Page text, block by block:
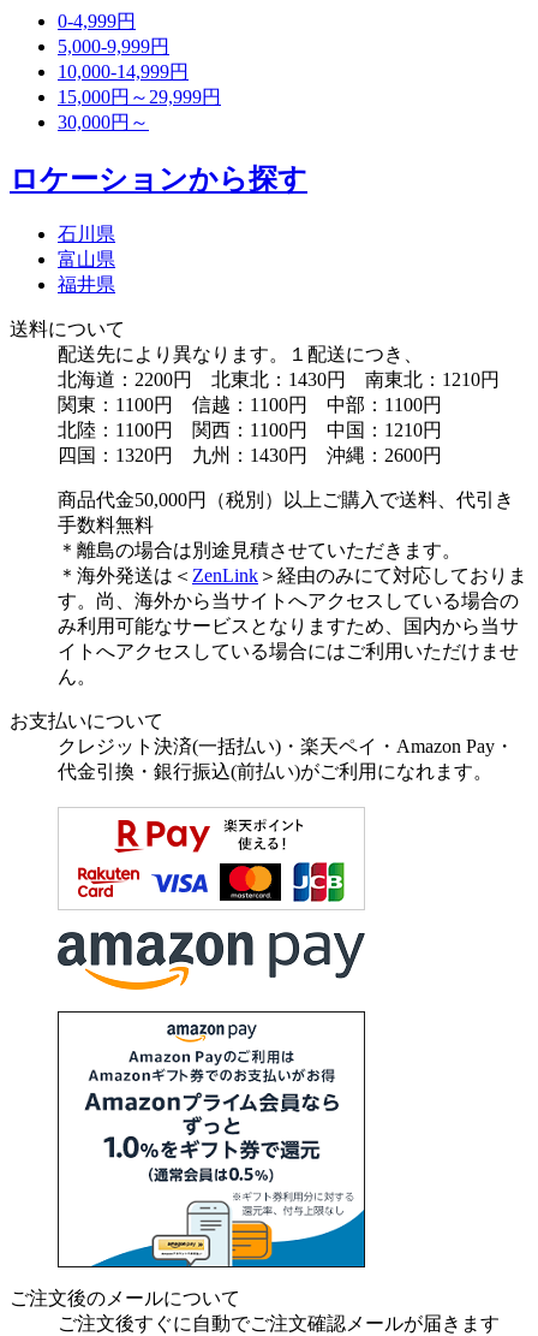
0-4,999円
5,000-9,999円
10,000-14,999円
15,000円～29,999円
30,000円～
ロケーションから探す
石川県
富山県
福井県
送料について
配送先により異なります。１配送につき、
北海道：2200円 北東北：1430円 南東北：1210円
関東：1100円 信越：1100円 中部：1100円
北陸：1100円 関西：1100円 中国：1210円
四国：1320円 九州：1430円 沖縄：2600円
商品代金50,000円（税別）以上ご購入で送料、代引き
手数料無料
＊離島の場合は別途見積させていただきます。
＊海外発送は＜ ZenLink ＞経由のみにて対応しておりま
す。尚、海外から当サイトへアクセスしている場合の
み利用可能なサービスとなりますため、国内から当サ
イトへアクセスしている場合にはご利用いただけませ
ん。
お支払いについて
クレジット決済(一括払い)・楽天ペイ・Amazon Pay・
代金引換・銀行振込(前払い)がご利用になれます。
ご注文後のメールについて
ご注文後すぐに自動でご注文確認メールが届きます